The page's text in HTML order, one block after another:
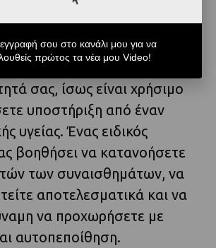
και οι ενοχές γίνονται
που επηρεάζουν την
σας, ίσως είναι χρήσιμο
υποστήριξη από έναν
υγείας. Ένας ειδικός
βοηθήσει να κατανοήσετε
των συναισθημάτων, να
αποτελεσματικά και να
να προχωρήσετε με
αυτοπεποίθηση.
σου στο κανάλι μου για να
πρώτος τα νέα μου Video!